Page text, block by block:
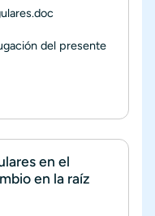
del presente
en el
en la raíz